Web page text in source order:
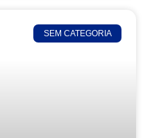
SEM CATEGORIA